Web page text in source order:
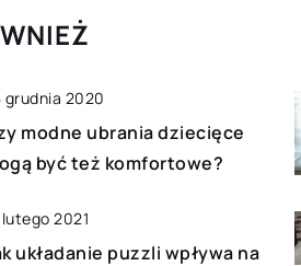
grudnia 2020
modne ubrania dziecięce
być też komfortowe?
lutego 2021
układanie puzzli wpływa na